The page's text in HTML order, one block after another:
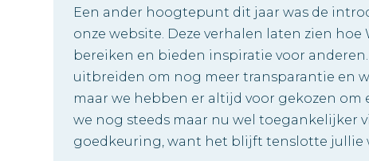
Een ander hoogtepunt dit jaar was de
onze website. Deze verhalen laten zien
bereiken en bieden inspiratie voor
uitbreiden om nog meer transparantie en
maar we hebben er altijd voor gekozen
we nog steeds maar nu wel toegankelijker
goedkeuring, want het blijft tenslotte jullie